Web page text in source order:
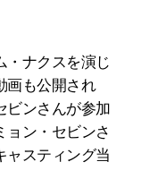
・ナクスを演じ
画も公開され
ビンさんが参加
ョン・セビンさ
ャスティング当